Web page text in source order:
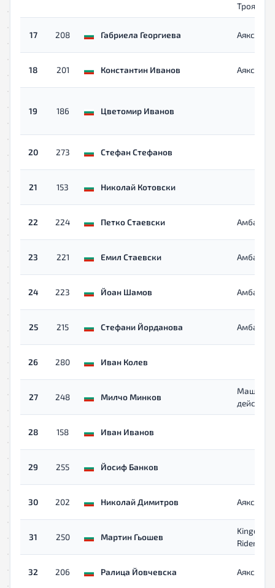
Троян
17 208 Габриела Георгиева Аякс
18 201 Константин Иванов Аякс
19 186 Цветомир Иванов
20 273 Стефан Стефанов
21 153 Николай Котовски
22 224 Петко Стаевски
23 221 Емил Стаевски
24 223 Йоан Шамов
25 215 Стефани Йорданова
26 280 Иван Колев
27 248 Милчо Минков
действие
28 158 Иван Иванов
29 255 Йосиф Банков
30 202 Николай Димитров Аякс
31 250 Мартин Гьошев
Kingdom
Riders
32 206 Ралица Йовчевска Аякс